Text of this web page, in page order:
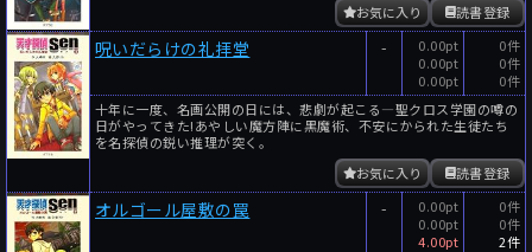
読書登録
お気に入り
呪いだらけの礼拝堂 -
0.00pt
0.00pt
0.00pt
0件
0件
0件
十年に一度、名画公開の日には、悲劇が起こる―聖クロス学園の噂の
日がやってきた!あやしい魔方陣に黒魔術、不安にかられた生徒たち
を名探偵の鋭い推理が突く。
読書登録
お気に入り
オルゴール屋敷の罠 -
0.00pt
0.00pt
4.00pt
0件
0件
2件